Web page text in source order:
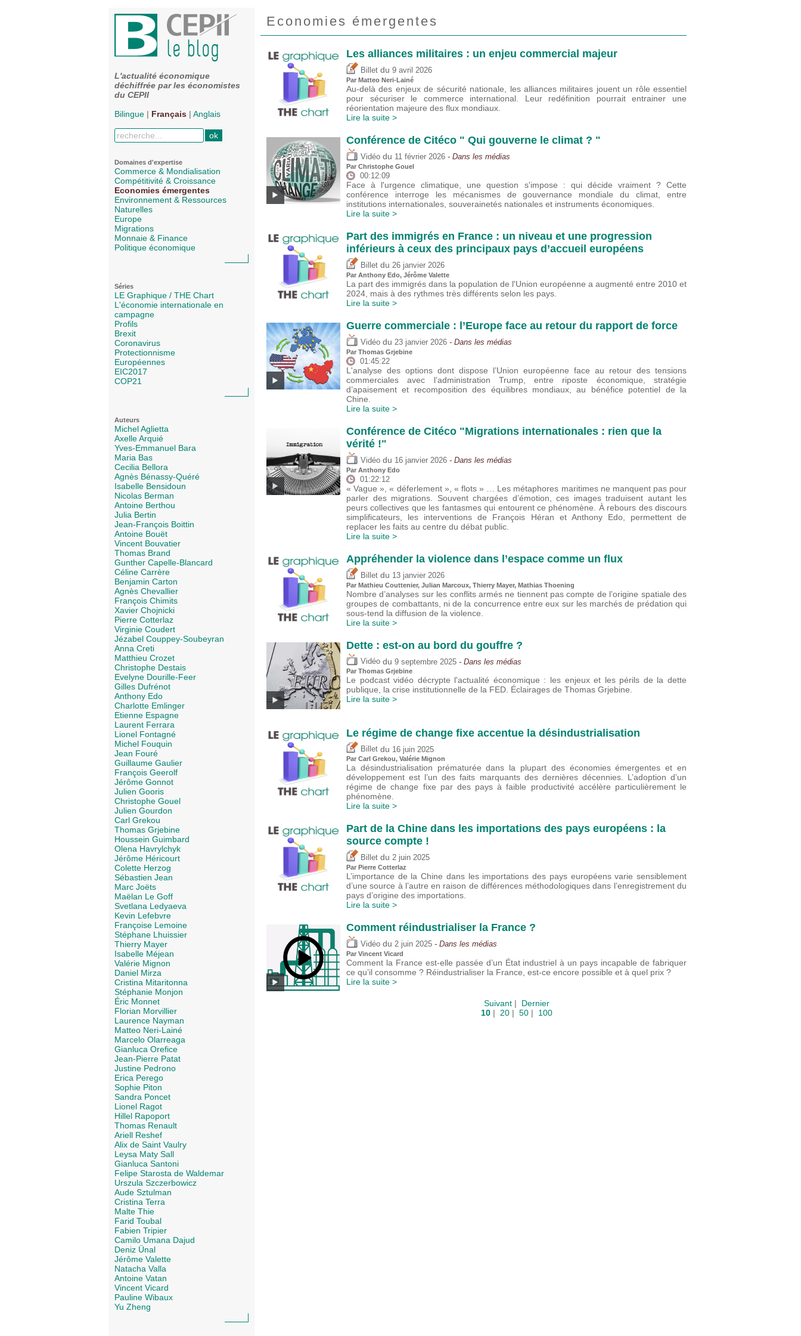
L'actualité économique
déchiffrée par les économistes
du CEPII
Bilingue | Français | Anglais
Domaines d'expertise
Commerce & Mondialisation
Compétitivité & Croissance
Economies émergentes
Environnement & Ressources
Naturelles
Europe
Migrations
Monnaie & Finance
Politique économique
Séries
LE Graphique / THE Chart
L'économie internationale en
campagne
Profils
Brexit
Coronavirus
Protectionnisme
Européennes
EIC2017
COP21
Auteurs
Michel Aglietta
Axelle Arquié
Yves-Emmanuel Bara
Maria Bas
Cecilia Bellora
Agnès Bénassy-Quéré
Isabelle Bensidoun
Nicolas Berman
Antoine Berthou
Julia Bertin
Jean-François Boittin
Antoine Bouët
Vincent Bouvatier
Thomas Brand
Gunther Capelle-Blancard
Céline Carrère
Benjamin Carton
Agnès Chevallier
François Chimits
Xavier Chojnicki
Pierre Cotterlaz
Virginie Coudert
Jézabel Couppey-Soubeyran
Anna Creti
Matthieu Crozet
Christophe Destais
Evelyne Dourille-Feer
Gilles Dufrénot
Anthony Edo
Charlotte Emlinger
Etienne Espagne
Laurent Ferrara
Lionel Fontagné
Michel Fouquin
Jean Fouré
Guillaume Gaulier
François Geerolf
Jérôme Gonnot
Julien Gooris
Christophe Gouel
Julien Gourdon
Carl Grekou
Thomas Grjebine
Houssein Guimbard
Olena Havrylchyk
Jérôme Héricourt
Colette Herzog
Sébastien Jean
Marc Joëts
Maëlan Le Goff
Svetlana Ledyaeva
Kevin Lefebvre
Françoise Lemoine
Stéphane Lhuissier
Thierry Mayer
Isabelle Méjean
Valérie Mignon
Daniel Mirza
Cristina Mitaritonna
Stéphanie Monjon
Éric Monnet
Florian Morvillier
Laurence Nayman
Matteo Neri-Lainé
Marcelo Olarreaga
Gianluca Orefice
Jean-Pierre Patat
Justine Pedrono
Erica Perego
Sophie Piton
Sandra Poncet
Lionel Ragot
Hillel Rapoport
Thomas Renault
Ariell Reshef
Alix de Saint Vaulry
Leysa Maty Sall
Gianluca Santoni
Felipe Starosta de Waldemar
Urszula Szczerbowicz
Aude Sztulman
Cristina Terra
Malte Thie
Farid Toubal
Fabien Tripier
Camilo Umana Dajud
Deniz Ünal
Jérôme Valette
Natacha Valla
Antoine Vatan
Vincent Vicard
Pauline Wibaux
Yu Zheng
Economies émergentes
Les alliances militaires : un enjeu commercial majeur
Billet du 9 avril 2026
Par Matteo Neri-Lainé
Au-delà des enjeux de sécurité nationale, les alliances militaires jouent un rôle essentiel
pour sécuriser le commerce international. Leur redéfinition pourrait entrainer une
réorientation majeure des flux mondiaux.
Lire la suite >
Conférence de Citéco " Qui gouverne le climat ? "
Vidéo du 11 février 2026 - Dans les médias
Par Christophe Gouel
00:12:09
Face à l'urgence climatique, une question s'impose : qui décide vraiment ? Cette
conférence interroge les mécanismes de gouvernance mondiale du climat, entre
institutions internationales, souverainetés nationales et instruments économiques.
Lire la suite >
Part des immigrés en France : un niveau et une progression
inférieurs à ceux des principaux pays d’accueil européens
Billet du 26 janvier 2026
Par Anthony Edo, Jérôme Valette
La part des immigrés dans la population de l'Union européenne a augmenté entre 2010 et
2024, mais à des rythmes très différents selon les pays.
Lire la suite >
Guerre commerciale : l’Europe face au retour du rapport de force
Vidéo du 23 janvier 2026 - Dans les médias
Par Thomas Grjebine
01:45:22
L'analyse des options dont dispose l’Union européenne face au retour des tensions
commerciales avec l’administration Trump, entre riposte économique, stratégie
d’apaisement et recomposition des équilibres mondiaux, au bénéfice potentiel de la
Chine.
Lire la suite >
Conférence de Citéco "Migrations internationales : rien que la
vérité !"
Vidéo du 16 janvier 2026 - Dans les médias
Par Anthony Edo
01:22:12
« Vague », « déferlement », « flots » … Les métaphores maritimes ne manquent pas pour
parler des migrations. Souvent chargées d’émotion, ces images traduisent autant les
peurs collectives que les fantasmes qui entourent ce phénomène. À rebours des discours
simplificateurs, les interventions de François Héran et Anthony Edo, permettent de
replacer les faits au centre du débat public.
Lire la suite >
Appréhender la violence dans l’espace comme un flux
Billet du 13 janvier 2026
Par Mathieu Couttenier, Julian Marcoux, Thierry Mayer, Mathias Thoening
Nombre d’analyses sur les conflits armés ne tiennent pas compte de l’origine spatiale des
groupes de combattants, ni de la concurrence entre eux sur les marchés de prédation qui
sous-tend la diffusion de la violence.
Lire la suite >
Dette : est-on au bord du gouffre ?
Vidéo du 9 septembre 2025 - Dans les médias
Par Thomas Grjebine
Le podcast vidéo décrypte l'actualité économique : les enjeux et les périls de la dette
publique, la crise institutionnelle de la FED. Éclairages de Thomas Grjebine.
Lire la suite >
Le régime de change fixe accentue la désindustrialisation
Billet du 16 juin 2025
Par Carl Grekou, Valérie Mignon
La désindustrialisation prématurée dans la plupart des économies émergentes et en
développement est l’un des faits marquants des dernières décennies. L’adoption d’un
régime de change fixe par des pays à faible productivité accélère particulièrement le
phénomène.
Lire la suite >
Part de la Chine dans les importations des pays européens : la
source compte !
Billet du 2 juin 2025
Par Pierre Cotterlaz
L’importance de la Chine dans les importations des pays européens varie sensiblement
d’une source à l’autre en raison de différences méthodologiques dans l’enregistrement du
pays d’origine des importations.
Lire la suite >
Comment réindustrialiser la France ?
Vidéo du 2 juin 2025 - Dans les médias
Par Vincent Vicard
Comment la France est-elle passée d’un État industriel à un pays incapable de fabriquer
ce qu’il consomme ? Réindustrialiser la France, est-ce encore possible et à quel prix ?
Lire la suite >
Suivant| Dernier
10| 20| 50| 100